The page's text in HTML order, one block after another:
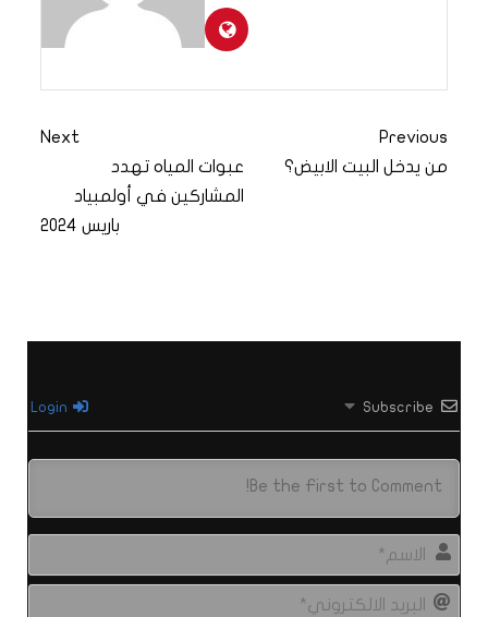
Previous
من يدخل البيت الابيض؟
Next
عبوات المياه تهدد
المشاركين في أولمبياد
باريس 2024
Subscribe